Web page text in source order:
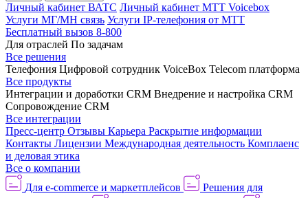
Личный кабинет ВАТС Личный кабинет МТТ Voicebox
Услуги МГ/МН связь Услуги IP-телефония от МТТ
Бесплатный вызов 8-800
Для отраслей По задачам
Все решения
Телефония Цифровой сотрудник VoiceBox Telecom платформа
Все продукты
Интеграции и доработки CRM Внедрение и настройка CRM
Сопровождение CRM
Все интеграции
Пресс-центр Отзывы Карьера Раскрытие информации
Контакты Лицензии Международная деятельность Комплаенс
и деловая этика
Все о компании
Для e-commerce и маркетплейсов
Решения для